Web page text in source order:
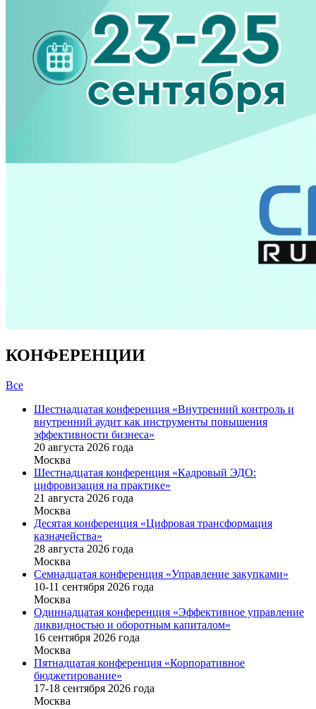
КОНФЕРЕНЦИИ
Все
Шестнадцатая конференция «Внутренний контроль и
внутренний аудит как инструменты повышения
эффективности бизнеса»
20 августа 2026 года
Москва
Шестнадцатая конференция «Кадровый ЭДО:
цифровизация на практике»
21 августа 2026 года
Москва
Десятая конференция «Цифровая трансформация
казначейства»
28 августа 2026 года
Москва
Семнадцатая конференция «Управление закупками»
10-11 сентября 2026 года
Москва
Одиннадцатая конференция «Эффективное управление
ликвидностью и оборотным капиталом»
16 cентября 2026 года
Москва
Пятнадцатая конференция «Корпоративное
бюджетирование»
17-18 сентября 2026 года
Москва